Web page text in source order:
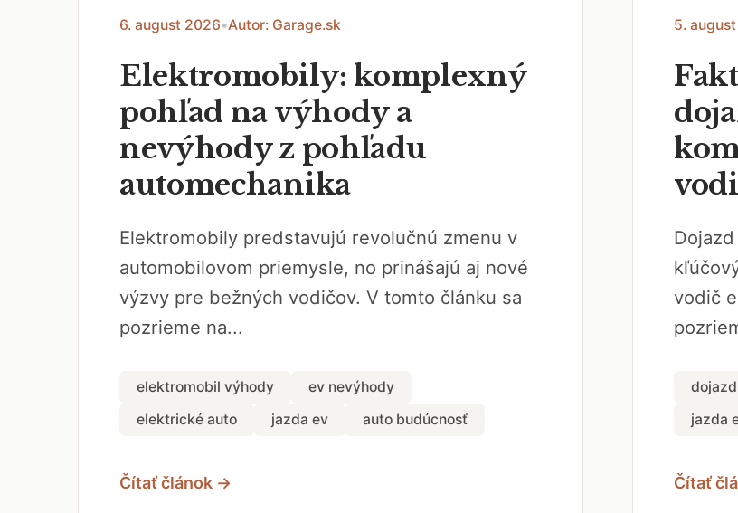
6. august 2026•Autor: Garage.sk
Elektromobily: komplexný
pohľad na výhody a
nevýhody z pohľadu
automechanika
Elektromobily predstavujú revolučnú zmenu v
automobilovom priemysle, no prinášajú aj nové
výzvy pre bežných vodičov. V tomto článku sa
pozrieme na...
elektromobil výhody
ev nevýhody
elektrické auto
jazda ev auto budúcnosť
Čítať článok →
5.
vodič
jazda
Čítať